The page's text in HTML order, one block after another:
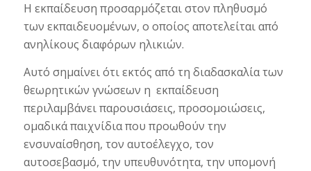
Η εκπαίδευση προσαρμόζεται στον πληθυσμό
των εκπαιδευομένων, ο οποίος αποτελείται από
ανηλίκους διαφόρων ηλικιών.
Αυτό σημαίνει ότι εκτός από τη διαδασκαλία των
θεωρητικών γνώσεων η εκπαίδευση
περιλαμβάνει παρουσιάσεις, προσομοιώσεις,
ομαδικά παιχνίδια που προωθούν την
ενσυναίσθηση, τον αυτοέλεγχο, τον
αυτοσεβασμό, την υπευθυνότητα, την υπομονή